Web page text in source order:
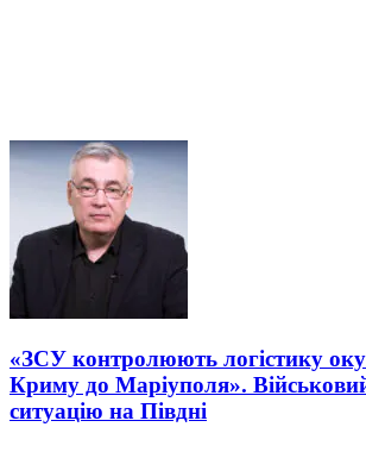
«ЗСУ контролюють логістику
Криму до Маріуполя».
ситуацію на Півдні